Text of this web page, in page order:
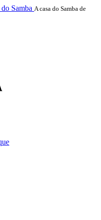
Samba A casa do Samba de